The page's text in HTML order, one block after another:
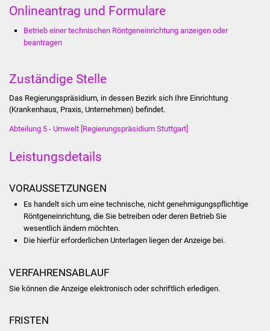
Stadtinfo
Projekte
Schulentwicklung Bizet
Ortsentwicklung
Presse
Onlineantrag und Formulare
Betrieb einer technischen Röntgeneinrichtung anzeigen oder
beantragen
Zuständige Stelle
Das Regierungspräsidium, in dessen Bezirk sich Ihre Einrichtung
(Krankenhaus, Praxis, Unternehmen) befindet.
Abteilung 5 - Umwelt [Regierungspräsidium Stuttgart]
Leistungsdetails
VORAUSSETZUNGEN
Es handelt sich um eine technische, nicht genehmigungspflichtige
Röntgeneinrichtung, die Sie betreiben oder deren Betrieb Sie
wesentlich ändern möchten.
Die hierfür erforderlichen Unterlagen liegen der Anzeige bei.
VERFAHRENSABLAUF
Sie können die Anzeige elektronisch oder schriftlich erledigen.
FRISTEN